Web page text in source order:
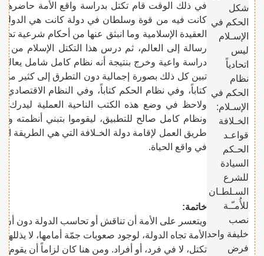
شكل
الحكم في
الإسـلام
ليس
اتحادياً
نظام
الحكم في
الإسـلام:
الخـلافة
قواعـد
الحـكم
السيادة
للشرع
السـلطـان
للأُمـّـة
نصب
خليفة واحد
فرض
في ذلك الوقت قام تكتل بدراسة واقع الأُمة حاضرها
كانت فيه من قوة وسلطان في دولة كانت هي الدولة
العقيدة الإسلامية وما انبثق عنها من أحكام شرعية
رسالة إلى العالم، ثم درس هذا التكتل الإسلام من
دراسة واعية وخرج بنتيجة أنه نظام كامل شامل
تبين كل ذلك بصورة إجمالية دون التطرق إلى كثير من
كتاباً، وفي نظام الحكم كتاباً، وفي النظام الاقتصادي
ولاحظ في وضع هذه الكتب الناحية العملية ليدرك
ونظام كامل صالح للتطبيق، ليقوموا بتبني أنظمته
طريق العمل لإقامة دولة الخـلافة التي هي الطريقة
في واقع الحياة.
خاتمة:
ويتعسر على الأمة أن تناقش أو تحاسب الدولة دون أن
الأمة تجاه الدولة، لوجود صعوبات جمّة أمامها، لا
تكتل، لا في فرد، أو أفراد. ومن هنا كان لزاماً أن